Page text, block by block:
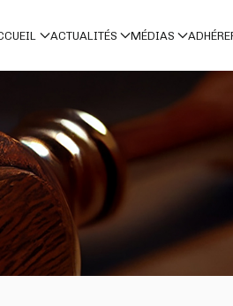
ACTUALITÉS MÉDIAS